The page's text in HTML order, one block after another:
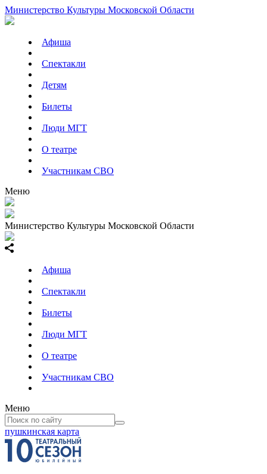
Министерство Культуры Московской Области
Афиша
Спектакли
Детям
Билеты
Люди МГТ
О театре
Участникам СВО
Меню
Министерство Культуры Московской Области
Афиша
Спектакли
Билеты
Люди МГТ
О театре
Участникам СВО
Меню
пушкинская карта